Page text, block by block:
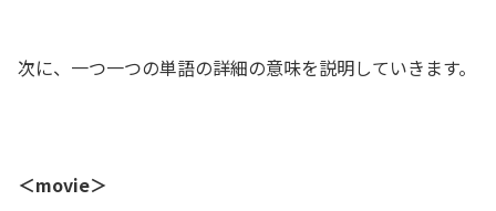
次に、一つ一つの単語の詳細の意味を説明していきます。
＜movie＞